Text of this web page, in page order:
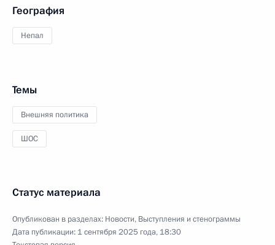
География
Непал
Темы
Внешняя политика
ШОС
Статус материала
Опубликован в разделах: Новости, Выступления и стенограммы
Дата публикации: 1 сентября 2025 года, 18:30